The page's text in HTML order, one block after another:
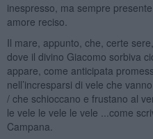
inespresso, ma sempre
amore reciso.
Il mare, appunto, che, certe
dove il divino Giacomo sorbiva
appare, come anticipata
nell’incresparsi di vele che
/ che schioccano e frustano al
le vele le vele le vele ...come
Campana.